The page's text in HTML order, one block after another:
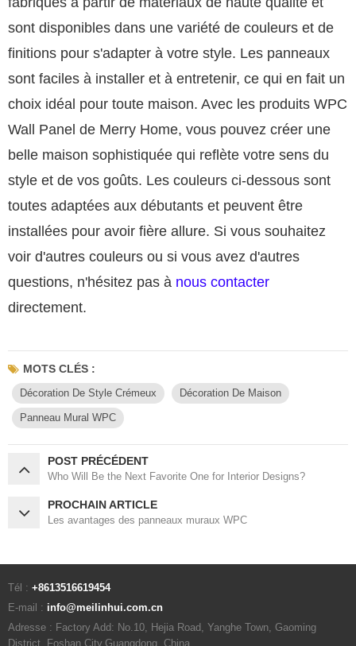
sont disponibles dans une variété de couleurs et de
finitions pour s'adapter à votre style. Les panneaux
sont faciles à installer et à entretenir, ce qui en fait un
choix idéal pour toute maison. Avec les produits WPC
Wall Panel de Merry Home, vous pouvez créer une
belle maison sophistiquée qui reflète votre sens du
style et de vos goûts. Les couleurs ci-dessous sont
toutes adaptées aux débutants et peuvent être
installées pour avoir fière allure. Si vous souhaitez
voir d'autres couleurs ou si vous avez d'autres
questions, n'hésitez pas à nous contacter
directement.
MOTS CLÉS :
Décoration De Style Crémeux Décoration De Maison
Panneau Mural WPC
POST PRÉCÉDENT
Who Will Be the Next Favorite One for Interior Designs?
PROCHAIN ARTICLE
Les avantages des panneaux muraux WPC
Tél : +8613516619454
E-mail : info@meilinhui.com.cn
Adresse : Factory Add: No.10, Hejia Road, Yanghe Town, Gaoming
District, Foshan City,Guangdong, China